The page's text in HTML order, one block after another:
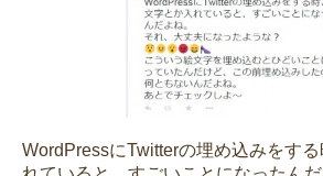
WordPressにTwitterの埋め込みをす